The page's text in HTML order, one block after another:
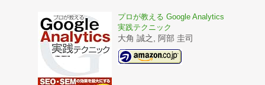
プロが教える Google Analytics
実践テクニック
大角 誠之, 阿部 圭司